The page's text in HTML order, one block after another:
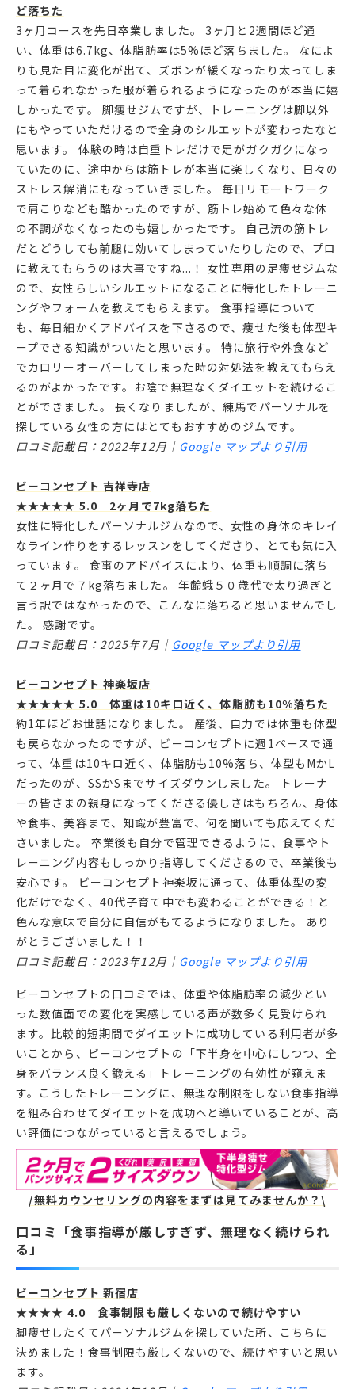
ど落ちた
3ヶ月コースを先日卒業しました。 3ヶ月と2週間ほど通
い、体重は6.7kg、体脂肪率は5%ほど落ちました。 なによ
りも見た目に変化が出て、ズボンが緩くなったり太ってしま
って着られなかった服が着られるようになったのが本当に嬉
しかったです。 脚痩せジムですが、トレーニングは脚以外
にもやっていただけるので全身のシルエットが変わったなと
思います。 体験の時は自重トレだけで足がガクガクになっ
ていたのに、途中からは筋トレが本当に楽しくなり、日々の
ストレス解消にもなっていきました。 毎日リモートワーク
で肩こりなども酷かったのですが、筋トレ始めて色々な体
の不調がなくなったのも嬉しかったです。 自己流の筋トレ
だとどうしても前腿に効いてしまっていたりしたので、プロ
に教えてもらうのは大事ですね...！ 女性専用の足痩せジムな
ので、女性らしいシルエットになることに特化したトレーニ
ングやフォームを教えてもらえます。 食事指導について
も、毎日細かくアドバイスを下さるので、痩せた後も体型キ
ープできる知識がついたと思います。 特に旅行や外食など
でカロリーオーバーしてしまった時の対処法を教えてもらえ
るのがよかったです。お陰で無理なくダイエットを続けるこ
とができました。 長くなりましたが、練馬でパーソナルを
探している女性の方にはとてもおすすめのジムです。
口コミ記載日：2022年12月｜ Google マップより引用
ビーコンセプト 吉祥寺店
★★★★★ 5.0 2ヶ月で7kg落ちた
女性に特化したパーソナルジムなので、女性の身体のキレイ
なライン作りをするレッスンをしてくださり、とても気に入
っています。 食事のアドバイスにより、体重も順調に落ち
て２ヶ月で７kg落ちました。 年齢蛾５０歳代で太り過ぎと
言う訳ではなかったので、こんなに落ちると思いませんでし
た。 感謝です。
口コミ記載日：2025年7月｜ Google マップより引用
ビーコンセプト 神楽坂店
★★★★★ 5.0 体重は10キロ近く、体脂肪も10%落ちた
約1年ほどお世話になりました。 産後、自力では体重も体型
も戻らなかったのですが、ビーコンセプトに週1ペースで通
って、体重は10キロ近く、体脂肪も10%落ち、体型もMかL
だったのが、SSかSまでサイズダウンしました。 トレーナ
ーの皆さまの親身になってくださる優しさはもちろん、身体
や食事、美容まで、知識が豊富で、何を聞いても応えてくだ
さいました。 卒業後も自分で管理できるように、食事やト
レーニング内容もしっかり指導してくださるので、卒業後も
安心です。 ビーコンセプト神楽坂に通って、体重体型の変
化だけでなく、40代子育て中でも変わることができる！と
色んな意味で自分に自信がもてるようになりました。 あり
がとうございました！！
口コミ記載日：2023年12月｜ Google マップより引用
ビーコンセプトの口コミでは、体重や体脂肪率の減少とい
った数値面での変化を実感している声が数多く見受けられ
ます。比較的短期間でダイエットに成功している利用者が多
いことから、ビーコンセプトの「下半身を中心にしつつ、全
身をバランス良く鍛える」トレーニングの有効性が窺えま
す。こうしたトレーニングに、無理な制限をしない食事指導
を組み合わせてダイエットを成功へと導いていることが、高
い評価につながっていると言えるでしょう。
/無料カウンセリングの内容をまずは見てみませんか？\
口コミ「食事指導が厳しすぎず、無理なく続けられ
る」
ビーコンセプト 新宿店
★★★★ 4.0 食事制限も厳しくないので続けやすい
脚痩せしたくてパーソナルジムを探していた所、こちらに
決めました！食事制限も厳しくないので、続けやすいと思い
ます。